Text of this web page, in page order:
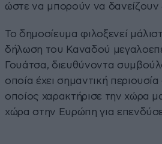
ώστε να μπορούν να δανείζουν
Το δημοσίευμα φιλοξενεί
δήλωση του Καναδού
Γουάτσα, διευθύνοντα
οποία έχει σημαντική
οποίος χαρακτήρισε την χώρα
χώρα στην Ευρώπη για